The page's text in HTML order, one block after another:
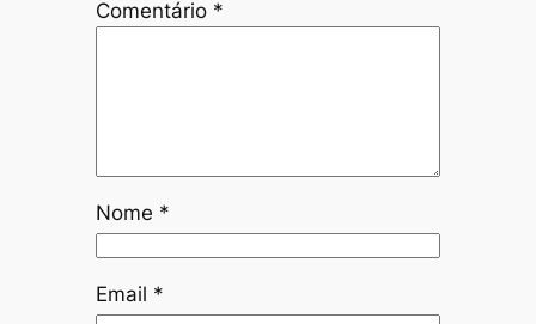
Comentário *
Nome *
Email *